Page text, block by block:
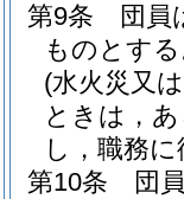
第9条
団員
ものとす
(水火災又
ときは，
し，職務
第10条
団